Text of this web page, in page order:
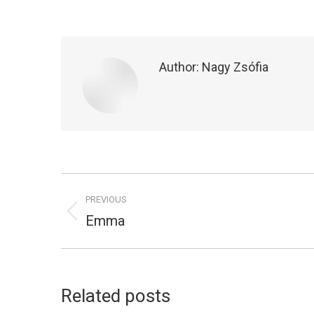
Author: Nagy Zsófia
navigation
PREVIOUS
Previous
Emma
Related posts